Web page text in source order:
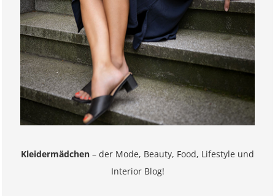
Kleidermädchen – der Mode, Beauty, Food, Lifestyle und
Interior Blog!